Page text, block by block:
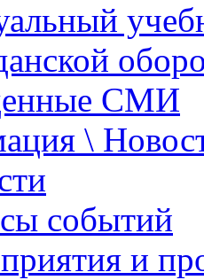
СМИ
\
событий
и